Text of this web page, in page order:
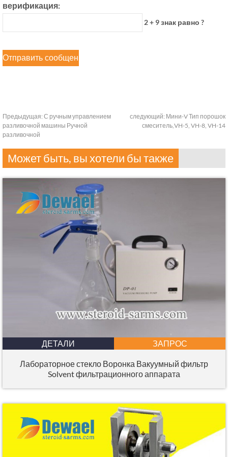
верификация:
2 + 9 знак равно ?
Предыдущая: С ручным управлением
разливочной машины Ручной
разливочной
следующий: Мини-V Тип порошок
смеситель,VH-5, VH-8, VH-14
Может быть, вы хотели бы также
ДЕТАЛИ ЗАПРОС
Лабораторное стекло Воронка Вакуумный фильтр
Solvent фильтрационного аппарата